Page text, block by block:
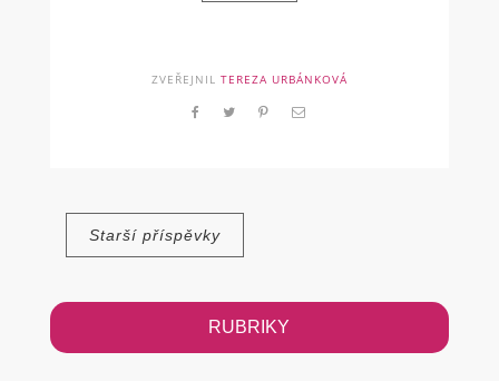
ZVEŘEJNIL TEREZA URBÁNKOVÁ
Navigace
pro
příspěvky
Starší příspěvky
RUBRIKY